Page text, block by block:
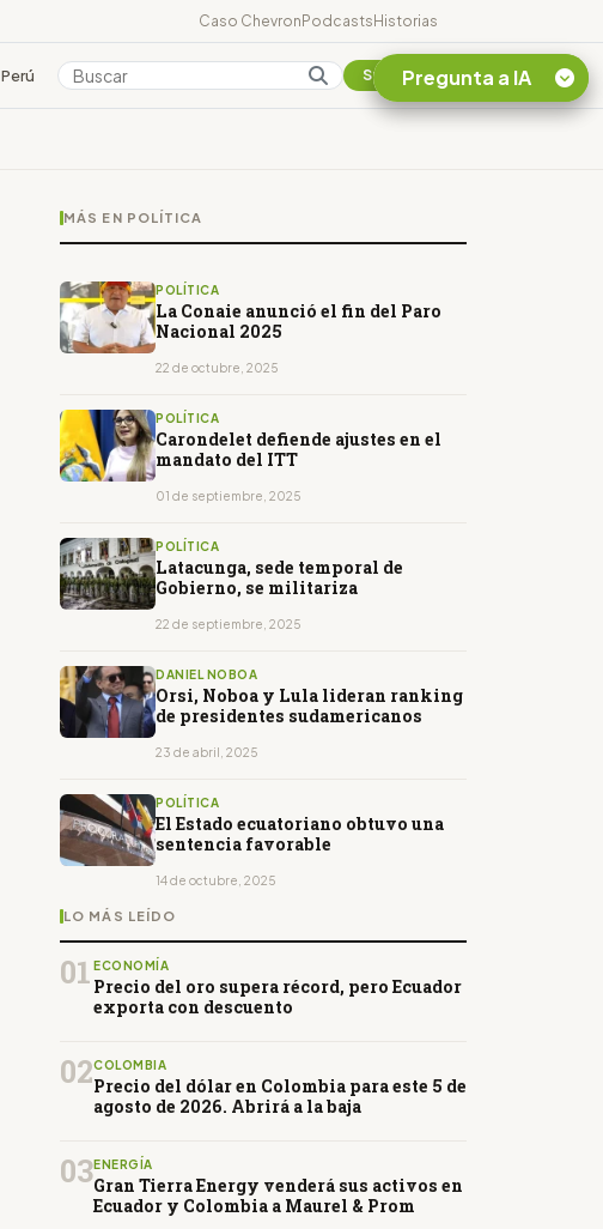
Caso ChevronPodcastsHistorias
Perú Colombia Suscribirse
MÁS EN POLÍTICA
POLÍTICA
La Conaie anunció el fin del Paro
Nacional 2025
22 de octubre, 2025
POLÍTICA
Carondelet defiende ajustes en el
mandato del ITT
01 de septiembre, 2025
POLÍTICA
Latacunga, sede temporal de
Gobierno, se militariza
22 de septiembre, 2025
DANIEL NOBOA
Orsi, Noboa y Lula lideran ranking
de presidentes sudamericanos
23 de abril, 2025
POLÍTICA
El Estado ecuatoriano obtuvo una
sentencia favorable
14 de octubre, 2025
LO MÁS LEÍDO
01 ECONOMÍA
Precio del oro supera récord, pero Ecuador
exporta con descuento
02COLOMBIA
Precio del dólar en Colombia para este 5 de
agosto de 2026. Abrirá a la baja
03ENERGÍA
Gran Tierra Energy venderá sus activos en
Ecuador y Colombia a Maurel & Prom
Pregunta a IA